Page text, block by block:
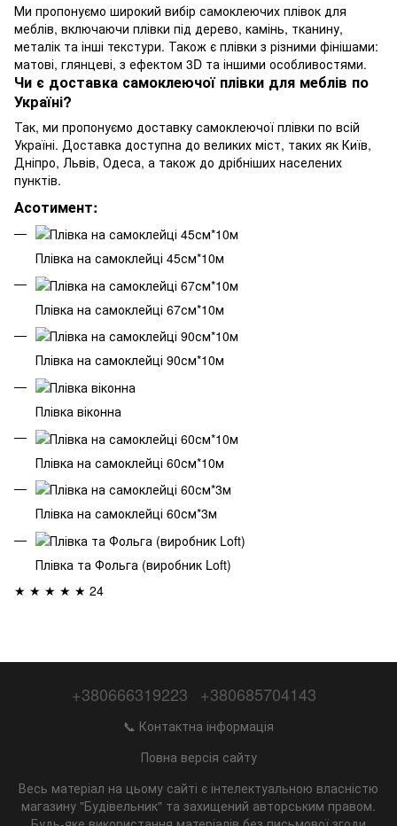
Ми пропонуємо широкий вибір самоклеючих плівок для
меблів, включаючи плівки під дерево, камінь, тканину,
металік та інші текстури. Також є плівки з різними фінішами:
матові, глянцеві, з ефектом 3D та іншими особливостями.
Чи є доставка самоклеючої плівки для меблів по
Україні?
Так, ми пропонуємо доставку самоклеючої плівки по всій
Україні. Доставка доступна до великих міст, таких як Київ,
Дніпро, Львів, Одеса, а також до дрібніших населених
пунктів.
Асотимент:
Плівка на самоклейці 45см*10м
Плівка на самоклейці 67см*10м
Плівка на самоклейці 90см*10м
Плівка віконна
Плівка на самоклейці 60см*10м
Плівка на самоклейці 60см*3м
Плівка та Фольга (виробник Loft)
★ ★ ★ ★ ★ 24
+380666319223 +380685704143
📞 Контактна інформація
Повна версія сайту
Весь матеріал на цьому сайті є інтелектуальною власністю
магазину "Будівельник" та захищений авторським правом.